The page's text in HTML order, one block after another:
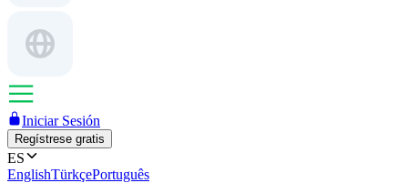
Iniciar Sesión
Regístrese gratis
ES
EnglishTürkçePortuguês